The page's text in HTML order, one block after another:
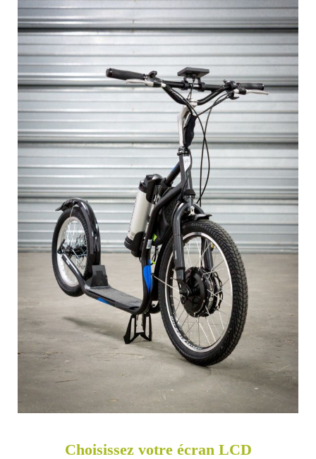
Choisissez votre écran LCD